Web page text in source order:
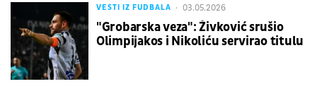
VESTI IZ FUDBALA 03.05.2026
"Grobarska veza": Živković srušio
Olimpijakos i Nikoliću servirao titulu